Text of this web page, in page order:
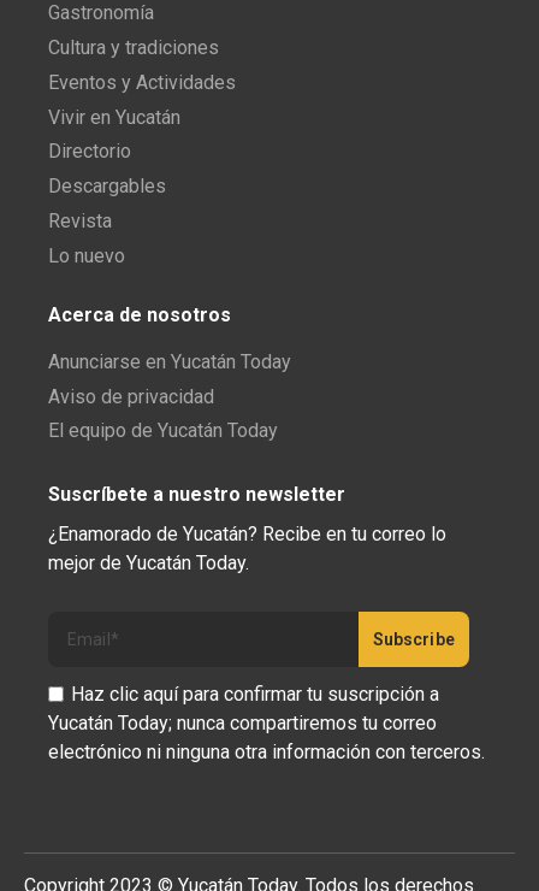
Gastronomía
Cultura y tradiciones
Eventos y Actividades
Vivir en Yucatán
Directorio
Descargables
Revista
Lo nuevo
Acerca de nosotros
Anunciarse en Yucatán Today
Aviso de privacidad
El equipo de Yucatán Today
Suscríbete a nuestro newsletter
¿Enamorado de Yucatán? Recibe en tu correo lo
mejor de Yucatán Today.
Haz clic aquí para confirmar tu suscripción a
Yucatán Today; nunca compartiremos tu correo
electrónico ni ninguna otra información con terceros.
Copyright 2023 © Yucatán Today. Todos los derechos